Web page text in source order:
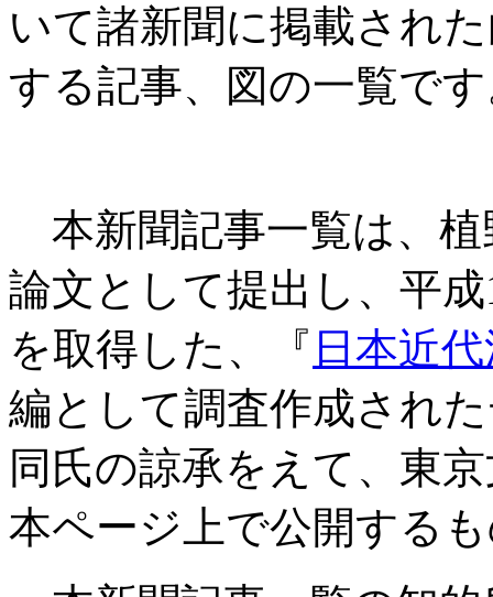
いて諸新聞に掲載され
する記事、図の一覧で
本新聞記事一覧は、植
論文として提出し、平
を取得した、『 日本近
編として調査作成され
同氏の諒承をえて、東
本ページ上で公開する